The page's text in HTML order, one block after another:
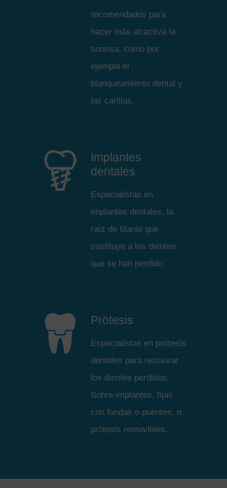
recomendados para
hacer más atractiva la
sonrisa, como por
ejemplo el
blanqueamiento dental y
las carillas.
Implantes
dentales
Especialistas en
implantes dentales, la
raíz de titanio que
sustituye a los dientes
que se han perdido.
Prótesis
Especialistas en prótesis
dentales para restaurar
los dientes perdidos.
Sobre implantes, fijas
con fundas o puentes, o
prótesis removibles.